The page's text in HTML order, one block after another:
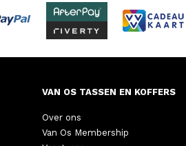
VAN OS TASSEN EN KOFFERS
Over ons
Van Os Membership